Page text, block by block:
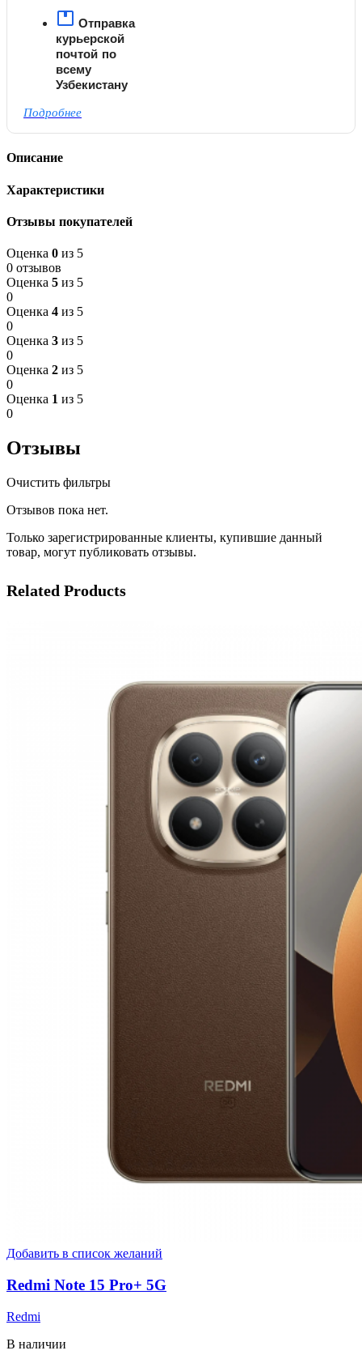
Отправка
курьерской
почтой по
всему
Узбекистану
Подробнее
Описание
Характеристики
Отзывы покупателей
Оценка 0 из 5
0 отзывов
Оценка 5 из 5
0
Оценка 4 из 5
0
Оценка 3 из 5
0
Оценка 2 из 5
0
Оценка 1 из 5
0
Отзывы
Очистить фильтры
Отзывов пока нет.
Только зарегистрированные клиенты, купившие данный
товар, могут публиковать отзывы.
Related Products
Добавить в список желаний
Redmi Note 15 Pro+ 5G
Redmi
В наличии